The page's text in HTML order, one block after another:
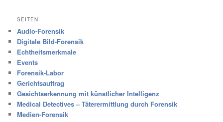
SEITEN
Audio-Forensik
Digitale Bild-Forensik
Echtheitsmerkmale
Events
Forensik-Labor
Gerichtsauftrag
Gesichtserkennung mit künstlicher Intelligenz
Medical Detectives – Täterermittlung durch Forensik
Medien-Forensik